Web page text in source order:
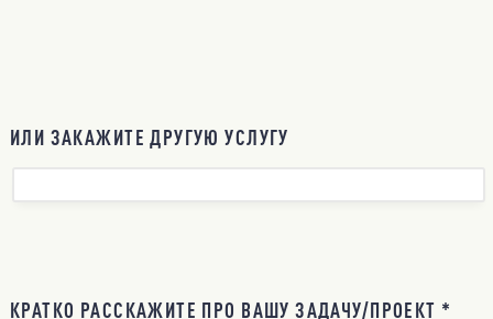
ИЛИ ЗАКАЖИТЕ ДРУГУЮ УСЛУГУ
КРАТКО РАССКАЖИТЕ ПРО ВАШУ ЗАДАЧУ/ПРОЕКТ *